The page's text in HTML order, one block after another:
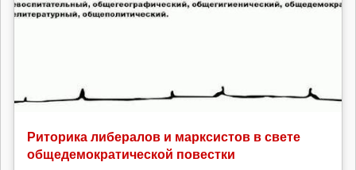
Риторика либералов и марксистов в свете
общедемократической повестки